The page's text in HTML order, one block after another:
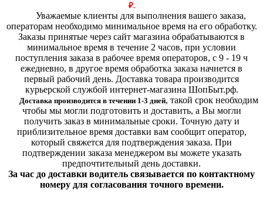
₽.
Уважаемые клиенты для выполнения вашего заказа,
операторам необходимо минимальное время на его обработку.
Заказы принятые через сайт магазина обрабатываются в
минимальное время в течение 2 часов, при условии
поступления заказа в рабочее время операторов, с 9 - 19 ч
ежедневно, в другое время обработка заказа начнется в
первый рабочий день. Доставка товара производится
курьерской службой интернет-магазина ШопБыт.рф.
Доставка производится в течении 1-3 дней, такой срок необходим
чтобы мы могли подготовить и доставить, а Вы могли
получить заказ в минимальные сроки. Точную дату и
приблизительное время доставки вам сообщит оператор,
который свяжется для подтверждения заказа. При
подтверждении заказа менеджером вы можете указать
предпочтительный день доставки.
За час до доставки водитель связывается по контактному
номеру для согласования точного времени.